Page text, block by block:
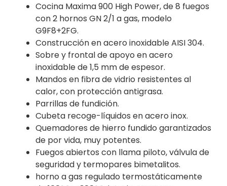
Cocina Maxima 900 High Power, de 8 fuegos
con 2 hornos GN 2/1 a gas, modelo
G9F8+2FG.
Construcción en acero inoxidable AISI 304.
Sobre y frontal de apoyo en acero
inoxidable de 1,5 mm de espesor.
Mandos en fibra de vidrio resistentes al
calor, con protección antigrasa.
Parrillas de fundición.
Cubeta recoge-líquidos en acero inox.
Quemadores de hierro fundido garantizados
de por vida, muy potentes.
Fuegos abiertos con llama piloto, válvula de
seguridad y termopares bimetalitos.
horno a gas regulado termostáticamente